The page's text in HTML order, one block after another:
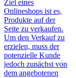
Ziel eines
Onlineshops ist es,
Produkte auf der
Seite zu verkaufen.
Um den Verkauf zu
erzielen, muss der
potenzielle Kunde
jedoch zunächst von
dem angebotenen